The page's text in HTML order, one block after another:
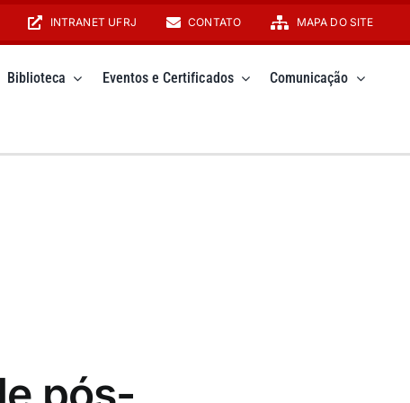
INTRANET UFRJ CONTATO MAPA DO SITE
Biblioteca Eventos e Certificados Comunicação